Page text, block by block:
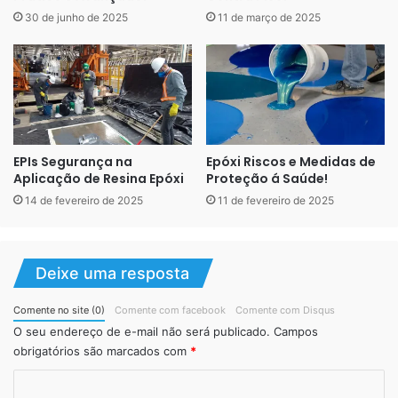
Porcelanato líquido “Liso única cor”
Porcelanato líquido “Perolizado”
Porcelanato líquido”Metalizado”
Porcelanato líquido “3d”
Porcelanato líquido “Fosco”
Porcelanato líquido “Em Escada”
Porcelanato líquido “Em Piscina”
Porcelanato líquido “Em Parede”
Orçamentos:
30 de junho de 2025 11 de março de 2025
EPIs Segurança na
Aplicação de Resina Epóxi
14 de fevereiro de 2025
Epóxi Riscos e Medidas de
Proteção á Saúde!
11 de fevereiro de 2025
Deixe uma resposta
Comente no site (0) Comente com facebook Comente com Disqus
O seu endereço de e-mail não será publicado. Campos
obrigatórios são marcados com *